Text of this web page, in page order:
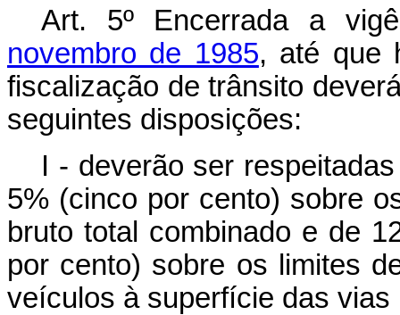
Art. 5º
Encerrada a
novembro de 1985, até que
fiscalização de trânsito
seguintes disposições:
I - deverão ser
5% (cinco por cento) sobre
bruto total combinado e de
por cento) sobre os limites
veículos à superfície das vias